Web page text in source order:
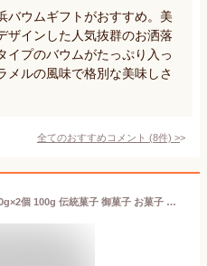
バウムギフトがおすすめ。美
ザインした人気抜群のお洒落
イプのバウムがたっぷり入っ
メルの風味で格別な美味しさ
全てのおすすめコメント (8件) >
【送料無料】香川県 おいり 50g×2個 100g 伝統菓子 御菓子 お菓子 讃岐 カップ 誕生日 結婚式 引き出物 入学祝 七五三 出産祝い 初節句 ギフト プレゼントお中元 贈答 ご褒美 ASMR ひな祭り 老人ホーム 介護施設